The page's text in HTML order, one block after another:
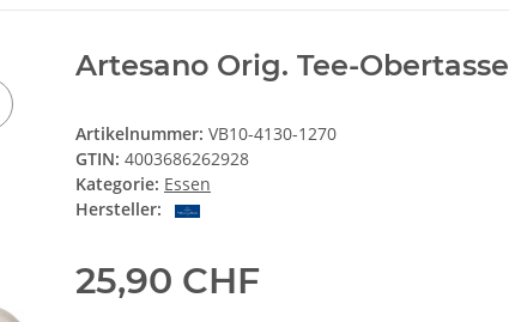
Artesano Orig. Tee-Obertasse
Artikelnummer: VB10-4130-1270
GTIN: 4003686262928
Kategorie: Essen
Hersteller:
25,90 CHF